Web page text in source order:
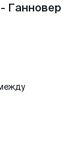
Ганновер